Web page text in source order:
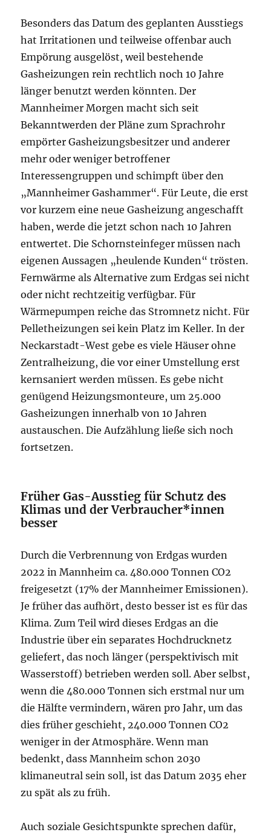
Besonders das Datum des geplanten Ausstiegs
hat Irritationen und teilweise offenbar auch
Empörung ausgelöst, weil bestehende
Gasheizungen rein rechtlich noch 10 Jahre
länger benutzt werden könnten. Der
Mannheimer Morgen macht sich seit
Bekanntwerden der Pläne zum Sprachrohr
empörter Gasheizungsbesitzer und anderer
mehr oder weniger betroffener
Interessengruppen und schimpft über den
„Mannheimer Gashammer“. Für Leute, die erst
vor kurzem eine neue Gasheizung angeschafft
haben, werde die jetzt schon nach 10 Jahren
entwertet. Die Schornsteinfeger müssen nach
eigenen Aussagen „heulende Kunden“ trösten.
Fernwärme als Alternative zum Erdgas sei nicht
oder nicht rechtzeitig verfügbar. Für
Wärmepumpen reiche das Stromnetz nicht. Für
Pelletheizungen sei kein Platz im Keller. In der
Neckarstadt-West gebe es viele Häuser ohne
Zentralheizung, die vor einer Umstellung erst
kernsaniert werden müssen. Es gebe nicht
genügend Heizungsmonteure, um 25.000
Gasheizungen innerhalb von 10 Jahren
austauschen. Die Aufzählung ließe sich noch
fortsetzen.
Früher Gas-Ausstieg für Schutz des
Klimas und der Verbraucher*innen
besser
Durch die Verbrennung von Erdgas wurden
2022 in Mannheim ca. 480.000 Tonnen CO2
freigesetzt (17% der Mannheimer Emissionen).
Je früher das aufhört, desto besser ist es für das
Klima. Zum Teil wird dieses Erdgas an die
Industrie über ein separates Hochdrucknetz
geliefert, das noch länger (perspektivisch mit
Wasserstoff) betrieben werden soll. Aber selbst,
wenn die 480.000 Tonnen sich erstmal nur um
die Hälfte vermindern, wären pro Jahr, um das
dies früher geschieht, 240.000 Tonnen CO2
weniger in der Atmosphäre. Wenn man
bedenkt, dass Mannheim schon 2030
klimaneutral sein soll, ist das Datum 2035 eher
zu spät als zu früh.
Auch soziale Gesichtspunkte sprechen dafür,